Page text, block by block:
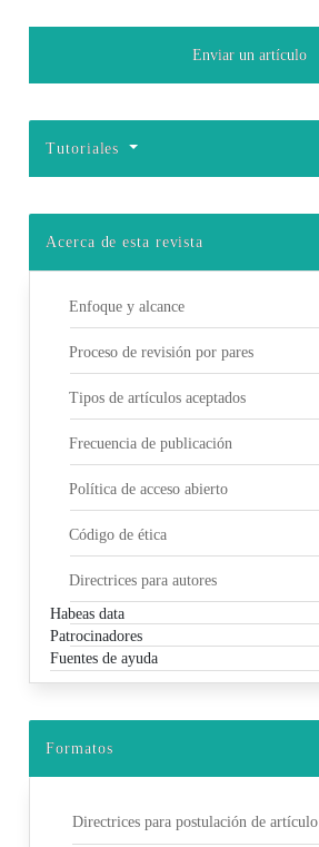
Enviar un artículo
Tutoriales
Acerca de esta revista
Enfoque y alcance
Proceso de revisión por pares
Tipos de artículos aceptados
Frecuencia de publicación
Política de acceso abierto
Código de ética
Directrices para autores
Habeas data
Patrocinadores
Fuentes de ayuda
Formatos
Directrices para postulación de artículo